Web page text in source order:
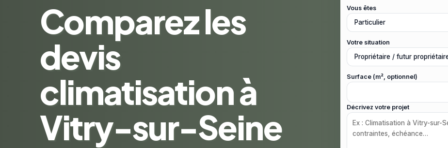
Comparez les
devis
climatisation à
Vitry-sur-Seine
Vous êtes
Votre situation
Surface (m², optionnel)
Décrivez votre projet